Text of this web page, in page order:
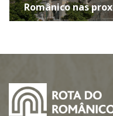
Românico nas